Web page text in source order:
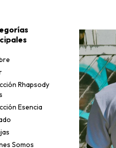
Rhapsody
Esencia
Somos